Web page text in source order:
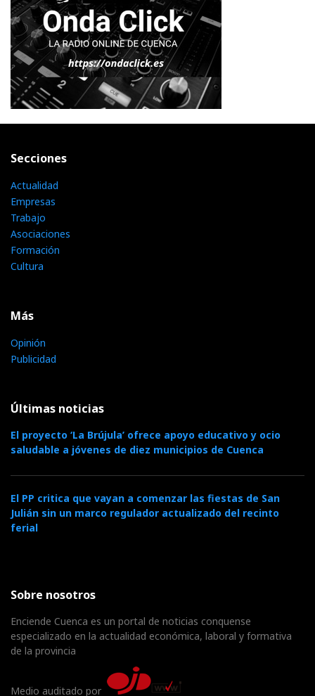
Secciones
Actualidad
Empresas
Trabajo
Asociaciones
Formación
Cultura
Más
Opinión
Publicidad
Últimas noticias
El proyecto ‘La Brújula’ ofrece apoyo educativo y ocio
saludable a jóvenes de diez municipios de Cuenca
El PP critica que vayan a comenzar las fiestas de San
Julián sin un marco regulador actualizado del recinto
ferial
Sobre nosotros
Enciende Cuenca es un portal de noticias conquense
especializado en la actualidad económica, laboral y formativa
de la provincia
Medio auditado por